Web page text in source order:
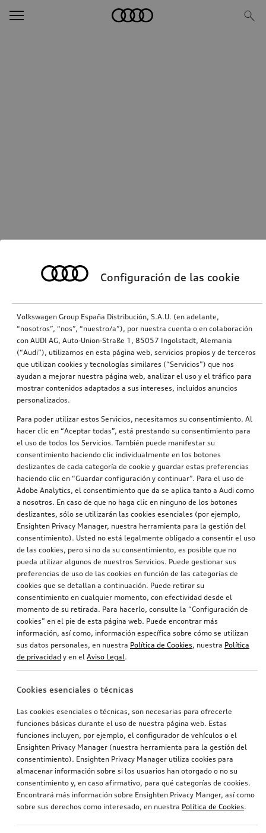
Configuración de las cookie
Volkswagen Group España Distribución, S.A.U. (en adelante,
“nosotros”, “nos”, “nuestro/a”), por nuestra cuenta o en colaboración
con AUDI AG, Auto-Union-Straße 1, 85057 Ingolstadt, Alemania
(“Audi”), utilizamos en esta página web, servicios propios y de terceros
que utilizan cookies y tecnologías similares (“Servicios”) que nos
ayudan a mejorar nuestra página web, analizar el uso y el tráfico para
mostrar contenidos adaptados a sus intereses, incluidos anuncios
personalizados.
Para poder utilizar estos Servicios, necesitamos su consentimiento. Al
hacer clic en “Aceptar todas”, está prestando su consentimiento para
el uso de todos los Servicios. También puede manifestar su
consentimiento haciendo clic individualmente en los botones
deslizantes de cada categoría de cookie y guardar estas preferencias
haciendo clic en “Guardar configuración y continuar”. Para el uso de
Adobe Analytics, el consentimiento que da se aplica tanto a Audi como
a nosotros. En caso de que no haga clic en ninguno de los botones
deslizantes, sólo se utilizarán las cookies esenciales (por ejemplo,
Ensighten Privacy Manager, nuestra herramienta para la gestión del
consentimiento). Usted no está legalmente obligado a consentir el uso
de las cookies, pero si no da su consentimiento, es posible que no
pueda utilizar algunos de nuestros Servicios. Puede gestionar sus
preferencias de uso de las cookies en función de las categorías de
cookies que se detallan a continuación. Puede retirar su
consentimiento en cualquier momento, con efectividad desde el
momento de su retirada. Para hacerlo, consulte la “Configuración de
cookies” en el pie de esta página web. Puede encontrar más
información, así como, información específica sobre cómo se utilizan
sus datos personales, en nuestra Política de Cookies, nuestra Política
de privacidad y en el Aviso Legal.
Cookies esenciales o técnicas
Las cookies esenciales o técnicas, son necesarias para ofrecerle
funciones básicas durante el uso de nuestra página web. Estas
funciones incluyen, por ejemplo, el configurador de vehículos o el
Ensighten Privacy Manager (nuestra herramienta para la gestión del
consentimiento). Ensighten Privacy Manager utiliza cookies para
almacenar información sobre si los usuarios han otorgado o no su
consentimiento y, en caso afirmativo, para qué categorías de cookies.
Encontrará más información sobre Ensighten Privacy Manger, así como
sobre sus derechos como interesado, en nuestra Política de Cookies.